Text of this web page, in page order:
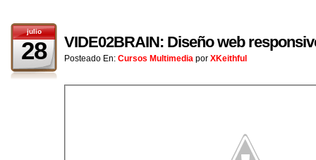
julio
28 VIDE02BRAIN: Diseño web
Posteado En: Cursos Multimedia por XKeithful